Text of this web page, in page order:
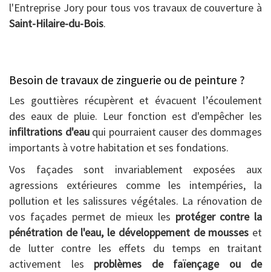
l'Entreprise Jory pour tous vos travaux de couverture à
Saint-Hilaire-du-Bois.
Besoin de travaux de zinguerie ou de peinture ?
Les gouttières récupèrent et évacuent l’écoulement
des eaux de pluie. Leur fonction est d'empêcher les
infiltrations d'eauqui pourraient causer des dommages
importants à votre habitation et ses fondations.
Vos façades sont invariablement exposées aux
agressions extérieures comme les intempéries, la
pollution et les salissures végétales. La rénovation de
vos façades permet de mieux les protéger contre la
pénétration de l'eau, le développement de mousses et
de lutter contre les effets du temps en traitant
activement les problèmes de faïençage ou de